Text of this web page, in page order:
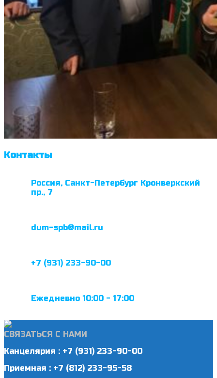
Контакты
Россия, Санкт-Петербург Кронверкский
пр., 7
dum-spb@mail.ru
+7 (931) 233-90-00
Ежедневно 10:00 - 17:00
СВЯЗАТЬСЯ С НАМИ
Канцелярия : +7 (931) 233-90-00
Приемная : +7 (812) 233-95-58